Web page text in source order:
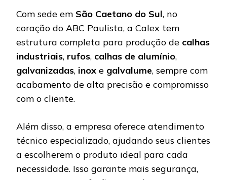
Com sede em São Caetano do Sul, no
coração do ABC Paulista, a Calex tem
estrutura completa para produção de calhas
industriais, rufos, calhas de alumínio,
galvanizadas, inox e galvalume, sempre com
acabamento de alta precisão e compromisso
com o cliente.
Além disso, a empresa oferece atendimento
técnico especializado, ajudando seus clientes
a escolherem o produto ideal para cada
necessidade. Isso garante mais segurança,